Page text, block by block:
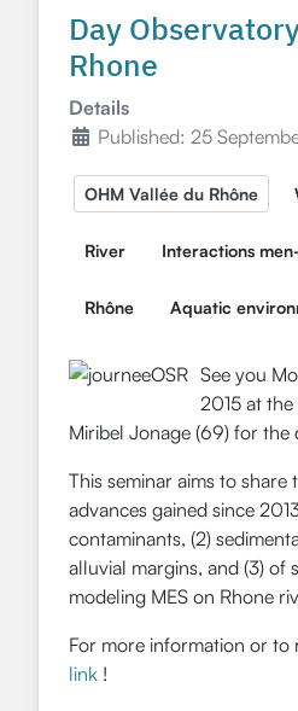
Day
Rhone
Details
Published: 25
OHM Vallée du Rhône
River Interactions
Rhône Aquatic
See you
2015 at
Miribel Jonage (69) for the
This seminar aims to share
advances gained since
contaminants, (2)
alluvial margins, and (3) of
modeling MES on Rhone
For more information or to
link !